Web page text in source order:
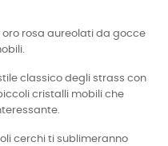
rosa aureolati da gocce
classico degli strass con
cristalli mobili che
cerchi ti sublimeranno